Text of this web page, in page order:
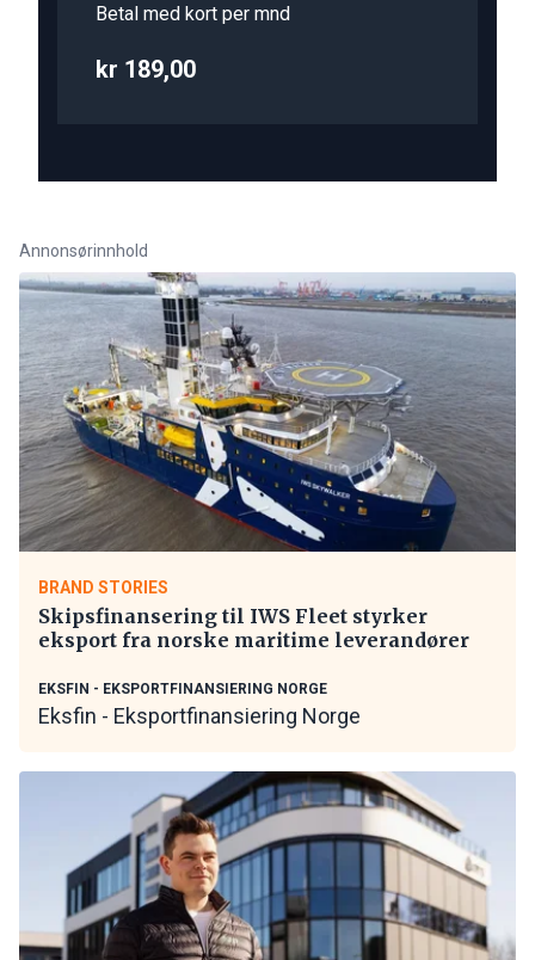
Betal med kort per mnd
kr 189,00
Annonsørinnhold
BRAND STORIES
Skipsfinansering til IWS Fleet styrker
eksport fra norske maritime leverandører
EKSFIN - EKSPORTFINANSIERING NORGE
Eksfin - Eksportfinansiering Norge